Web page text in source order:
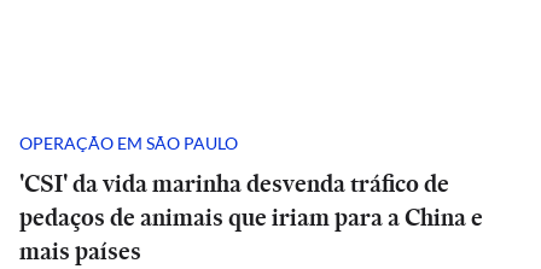
OPERAÇÃO EM SÃO PAULO
'CSI' da vida marinha desvenda tráfico de
pedaços de animais que iriam para a China e
mais países